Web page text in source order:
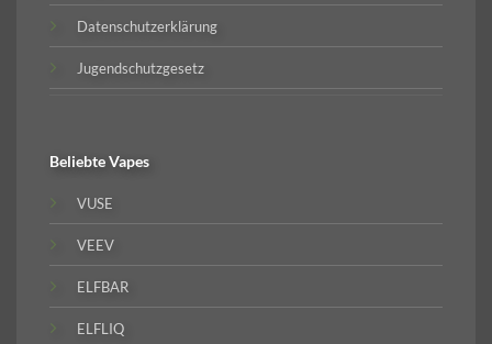
Datenschutzerklärung
Jugendschutzgesetz
BeliebteVapes
VUSE
VEEV
ELFBAR
ELFLIQ